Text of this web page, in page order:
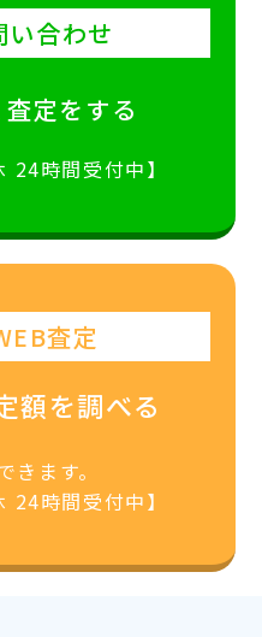
合わせ
定をする
24時間受付中】
査定
額を調べる
ます。
24時間受付中】